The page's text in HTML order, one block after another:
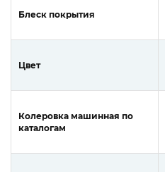
Блеск покрытия
Цвет
Колеровка машинная по
каталогам